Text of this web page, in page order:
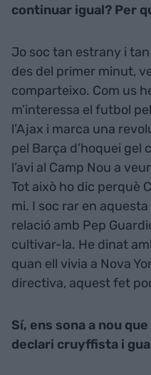
continuar igual? Per
Jo soc tan estrany i
des del primer minut,
comparteixo. Com us
m’interessa el futbol
l’Ajax i marca una
pel Barça d’hoquei gel
l’avi al Camp Nou a
Tot això ho dic perquè
mi. I soc rar en
relació amb Pep
cultivar-la. He dinat
quan ell vivia a Nova
directiva, aquest fet
Sí, ens sona a nou
declari cruyffista i